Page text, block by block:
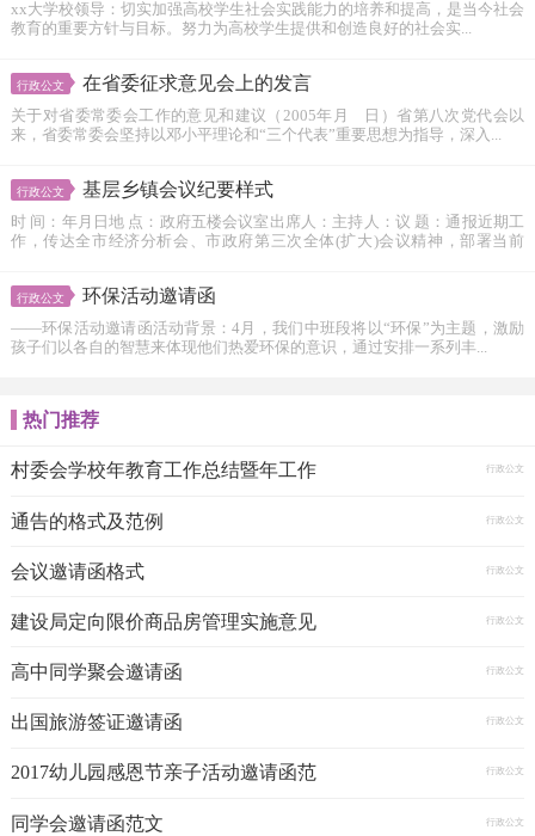
xx大学校领导：切实加强高校学生社会实践能力的培养和提高，是当今社会
教育的重要方针与目标。努力为高校学生提供和创造良好的社会实...
行政公文 在省委征求意见会上的发言
关于对省委常委会工作的意见和建议（2005年月 日）省第八次党代会以
来，省委常委会坚持以邓小平理论和“三个代表”重要思想为指导，深入...
行政公文 基层乡镇会议纪要样式
时 间：年月日地 点：政府五楼会议室出席人：主持人：议 题：通报近期工
作，传达全市经济分析会、市政府第三次全体(扩大)会议精神，部署当前
行政公文 环保活动邀请函
――环保活动邀请函活动背景：4月，我们中班段将以“环保”为主题，激励
孩子们以各自的智慧来体现他们热爱环保的意识，通过安排一系列丰...
热门推荐
村委会学校年教育工作总结暨年工作 行政公文
通告的格式及范例 行政公文
会议邀请函格式 行政公文
建设局定向限价商品房管理实施意见 行政公文
高中同学聚会邀请函 行政公文
出国旅游签证邀请函 行政公文
2017幼儿园感恩节亲子活动邀请函范 行政公文
同学会邀请函范文 行政公文